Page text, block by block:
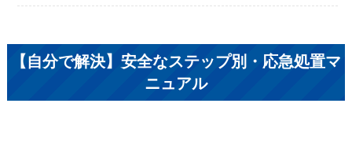
【自分で解決】安全なステップ別・応急処置マ
ニュアル